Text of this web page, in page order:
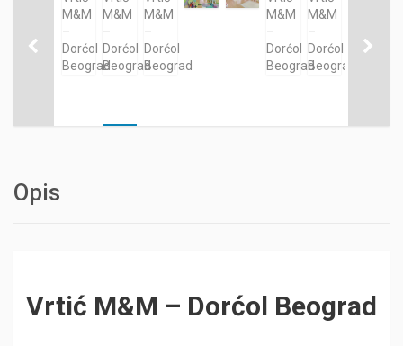
Opis
Vrtić M&M – Dorćol Beograd